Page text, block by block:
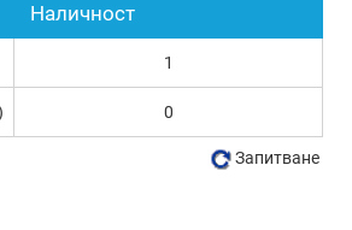
Наличност
1
0
Запитване